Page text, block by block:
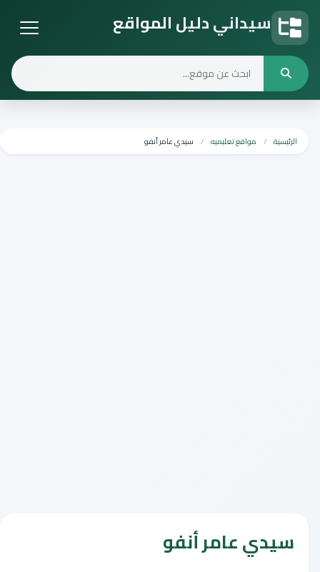
سيداني دليل المواقع
الرئيسية مواقع تعليميه سيدي عامر أنفو
سيدي عامر أنفو